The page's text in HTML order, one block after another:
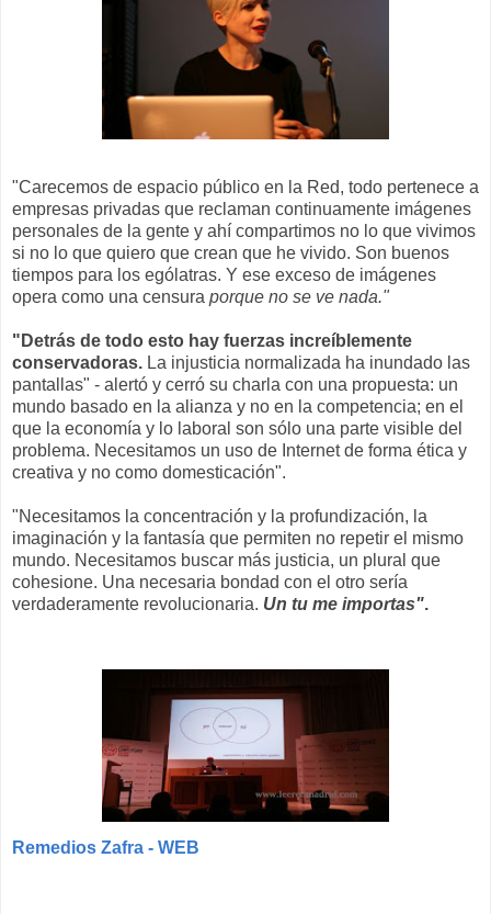
"Carecemos de espacio público en la Red, todo pertenece a
empresas privadas que reclaman continuamente imágenes
personales de la gente y ahí compartimos no lo que vivimos
si no lo que quiero que crean que he vivido. Son buenos
tiempos para los ególatras. Y ese exceso de imágenes
opera como una censura porque no se ve nada."
"Detrás de todo esto hay fuerzas increíblemente
conservadoras. La injusticia normalizada ha inundado las
pantallas" - alertó y cerró su charla con una propuesta: un
mundo basado en la alianza y no en la competencia; en el
que la economía y lo laboral son sólo una parte visible del
problema. Necesitamos un uso de Internet de forma ética y
creativa y no como domesticación".
"Necesitamos la concentración y la profundización, la
imaginación y la fantasía que permiten no repetir el mismo
mundo. Necesitamos buscar más justicia, un plural que
cohesione. Una necesaria bondad con el otro sería
verdaderamente revolucionaria. Un tu me importas".
Remedios Zafra - WEB